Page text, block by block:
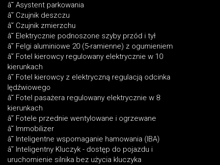
â˘ Asystent parkowania
â˘ Czujnik deszczu
â˘ Czujnik zmierzchu
â˘ Elektrycznie podnoszone szyby przód i tył
â˘ Felgi aluminiowe 20 (5-ramienne) z ogumieniem
â˘ Fotel kierowcy regulowany elektrycznie w 10
kierunkach
â˘ Fotel kierowcy z elektryczną regulacją odcinka
lędźwiowego
â˘ Fotel pasażera regulowany elektrycznie w 8
kierunkach
â˘ Fotele przednie wentylowane i ogrzewane
â˘ Immobilizer
â˘ Inteligentne wspomaganie hamowania (IBA)
â˘ Inteligentny Kluczyk - dostęp do pojazdu i
uruchomienie silnika bez użycia kluczyka